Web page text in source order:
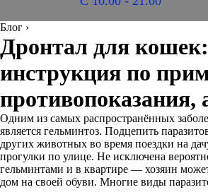
Блог ›
Дронтал для кошек:
инструкция по
противопоказания,
Одним из самых распространённых
является гельминтоз. Подцепить
других животных во время поездки на
прогулки по улице. Не исключена
гельминтами и в квартире — хозяин
дом на своей обуви. Многие виды